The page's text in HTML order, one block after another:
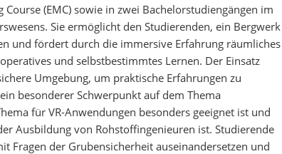
(EMC) sowie in zwei Bachelorstudiengängen im
Sie ermöglicht den Studierenden, ein Bergwerk
und fördert durch die immersive Erfahrung räumliches
und selbstbestimmtes Lernen. Der Einsatz
Umgebung, um praktische Erfahrungen zu
besonderer Schwerpunkt auf dem Thema
für VR-Anwendungen besonders geeignet ist und
Ausbildung von Rohstoffingenieuren ist. Studierende
Fragen der Grubensicherheit auseinandersetzen und